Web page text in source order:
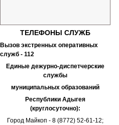
ТЕЛЕФОНЫ СЛУЖБ
Вызов экстренных оперативных
служб - 112
Единые дежурно-диспетчерские
службы
муниципальных образований
Республики Адыгея
(круглосуточно):
Город Майкоп - 8 (8772) 52-61-12;